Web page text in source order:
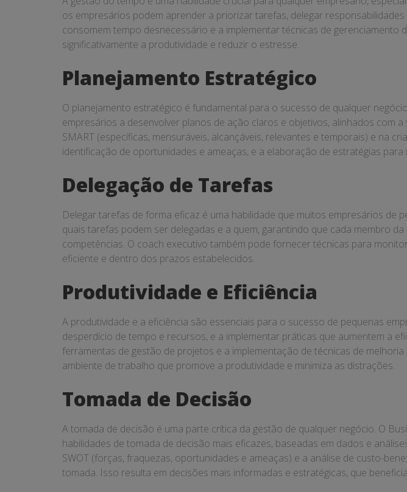
Gerenciar
Melhor
Tempo
os empresários podem aprender a priorizar tarefas, delegar
consomem tempo desnecessário e a implementar técnicas de
significativamente a produtividade e reduzir o estresse.
Planejamento Estratégico
O planejamento estratégico é fundamental para o sucesso de qualquer
empresários a desenvolver planos de ação claros e objetivos, alinhados com
SMART (específicas, mensuráveis, alcançáveis, relevantes e temporais) e na
identificação de oportunidades e ameaças, e a elaboração de estratégias
Delegação de Tarefas
Delegar tarefas de forma eficaz é uma habilidade que muitos empresários de
quais tarefas podem ser delegadas e a quem, garantindo que cada membro
competências. O coach executivo também pode fornecer técnicas para
eficiente e dentro dos prazos estabelecidos.
Produtividade e Eficiência
A produtividade e a eficiência são essenciais para o sucesso de pequenas
desperdício de tempo e recursos, e a implementar práticas que aumentem a
ferramentas de gestão de projetos e a implementação de técnicas de
ambiente de trabalho que promove a produtividade e minimiza as distrações.
Tomada de Decisão
A tomada de decisão é uma parte crítica da gestão de qualquer negócio. O
habilidades de tomada de decisão mais eficazes, baseadas em dados e
SWOT (forças, fraquezas, oportunidades e ameaças) e a análise de custo-
tomada. Isso resulta em decisões mais informadas e estratégicas, que